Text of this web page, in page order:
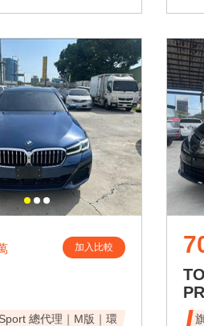
加入比較
總代理｜M版｜環